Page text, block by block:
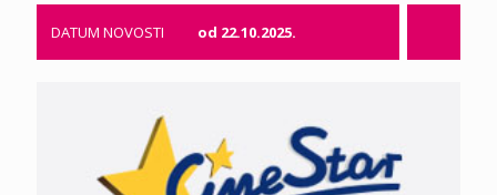
DATUM NOVOSTI od 22.10.2025.